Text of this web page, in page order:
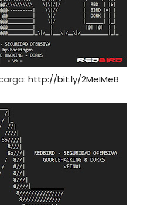
http://bit.ly/2MeIMeB